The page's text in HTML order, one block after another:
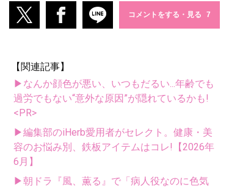
コメントをする・見る
【関連記事】
▶なんか顔色が悪い、いつもだるい...年齢でも
過労でもない“意外な原因”が隠れているかも!
<PR>
▶編集部のiHerb愛用者がセレクト。健康・美
容のお悩み別、鉄板アイテムはコレ!【2026年
6月】
▶朝ドラ『風、薫る』で「病人役なのに色気